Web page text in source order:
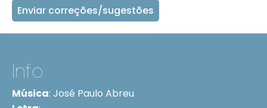
Enviar correções/sugestões
Info
Música: José Paulo Abreu